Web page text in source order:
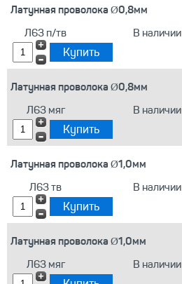
Латунная проволока Ø0,8мм
Л63 п/тв
В наличии
Латунная проволока Ø0,8мм
Л63 мяг
В наличии
Латунная проволока Ø1,0мм
Л63 тв
В наличии
Латунная проволока Ø1,0мм
Л63 мяг
В наличии